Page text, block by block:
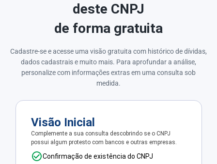
deste CNPJ
de forma gratuita
Cadastre-se e acesse uma visão gratuita com histórico de dívidas,
dados cadastrais e muito mais. Para aprofundar a análise,
personalize com informações extras em uma consulta sob
medida.
Visão Inicial
Complemente a sua consulta descobrindo se o CNPJ
possui algum protesto com bancos e outras empresas.
Confirmação de existência do CNPJ